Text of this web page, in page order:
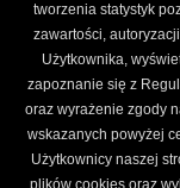
Facebook
Wydawnictwo Czarne.
tworzenia statystyk
zawartości,
Użytkownika,
zapoznanie się z
oraz wyrażenie zgody
wskazanych powyżej
Użytkownicy naszej
plików cookies oraz